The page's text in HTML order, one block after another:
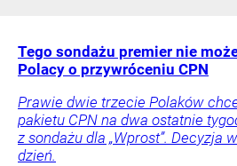
Tego sondażu premier nie
Polacy o przywróceniu CPN
Prawie dwie trzecie Polaków
pakietu CPN na dwa ostatnie
z sondażu dla „Wprost”. Decyzja
dzień.